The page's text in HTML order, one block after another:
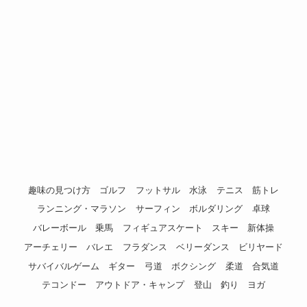
趣味の見つけ方 ゴルフ フットサル 水泳 テニス
筋トレ
ランニング・マラソン
サーフィン ボルダリング
卓球
バレーボール
乗馬 フィギュアスケート スキー
新体操
アーチェリー
バレエ フラダンス ベリーダンス
ビリヤード
サバイバルゲーム
ギター 弓道 ボクシング 柔道
合気道
テコンドー
アウトドア・キャンプ 登山 釣り ヨガ